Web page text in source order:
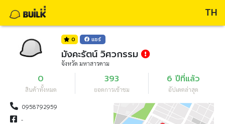
TH
0 แชร์
มังคะรัตน์ วิศวกรรม
จังหวัด มหาสารคาม
0
สินค้าทั้งหมด
393
ยอดการเข้าชม
6 ปีที่แล้ว
อัปเดตล่าสุด
0958792959
-